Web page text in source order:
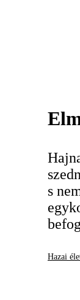
s
Hazai